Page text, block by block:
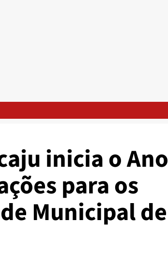
inicia o Ano
para os
Municipal de